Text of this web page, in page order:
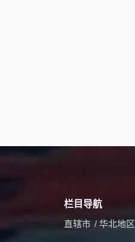
栏目导航
直辖市 / 华北地区